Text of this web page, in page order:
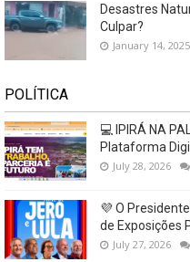
Desastres
Culpar?
January 14, 2025
POLÍTICA
💻 IPIRÁ NA
Plataforma
July 28, 2026
💜 O
de Exposições
July 27, 2026